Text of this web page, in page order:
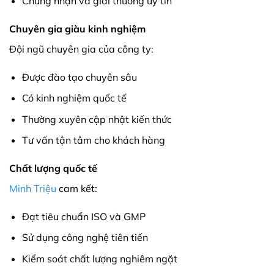
Chuyên gia giàu kinh nghiệm
Đội ngũ chuyên gia của công ty:
Được đào tạo chuyên sâu
Có kinh nghiệm quốc tế
Thường xuyên cập nhật kiến thức
Tư vấn tận tâm cho khách hàng
Chất lượng quốc tế
Minh Triệu cam kết:
Đạt tiêu chuẩn ISO và GMP
Sử dụng công nghệ tiên tiến
Kiểm soát chất lượng nghiêm ngặt